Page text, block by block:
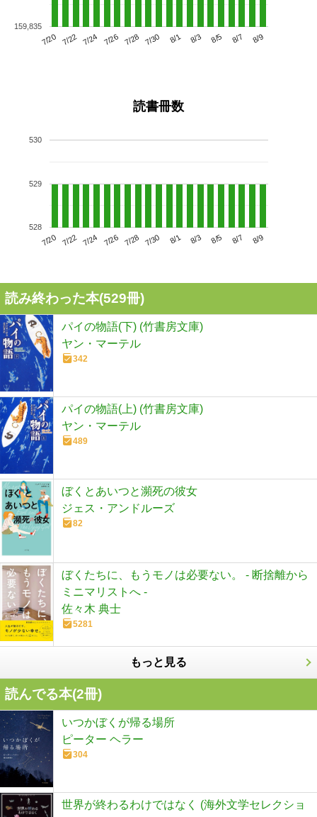
7/20 7/22 7/24 7/26 7/28 7/30 8/1 8/3 8/5 8/7 8/9
159,835
読書冊数
7/20 7/22 7/24 7/26 7/28 7/30 8/1 8/3 8/5 8/7 8/9
528
529
530
読み終わった本(529冊)
パイの物語(下) (竹書房文庫)
ヤン・マーテル
342
パイの物語(上) (竹書房文庫)
ヤン・マーテル
489
ぼくとあいつと瀕死の彼女
ジェス・アンドルーズ
82
ぼくたちに、もうモノは必要ない。 - 断捨離から
ミニマリストへ -
佐々木 典士
5281
もっと見る
読んでる本(2冊)
いつかぼくが帰る場所
ピーター ヘラー
304
世界が終わるわけではなく (海外文学セレクショ